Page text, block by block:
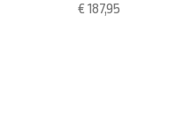
€ 187,95